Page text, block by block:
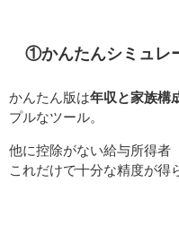
①かんたんシミュレ
かんたん版は年収と家族構
プルなツール。
他に控除がない給与所得者
これだけで十分な精度が得